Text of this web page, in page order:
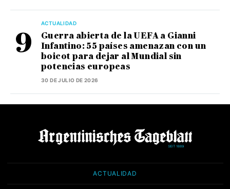
ACTUALIDAD
Guerra abierta de la UEFA a Gianni
Infantino: 55 países amenazan con un
boicot para dejar al Mundial sin
potencias europeas
30 DE JULIO DE 2026
ACTUALIDAD